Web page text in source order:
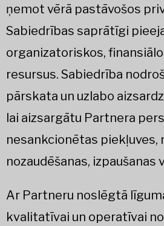
ņemot vērā pastāvošos
Sabiedrības saprātīgi
organizatoriskos,
resursus. Sabiedrība
pārskata un uzlabo
lai aizsargātu Partnera
nesankcionētas piekļuves,
nozaudēšanas, izpaušanas
Ar Partneru noslēgtā
kvalitatīvai un operatīvai